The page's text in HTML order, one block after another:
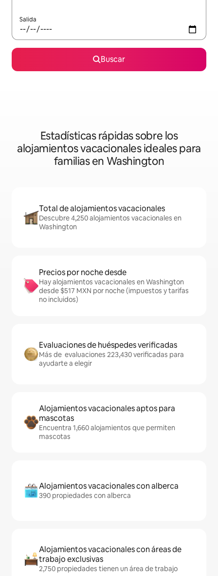
Salida
Buscar
Estadísticas rápidas sobre los
alojamientos vacacionales ideales para
familias en Washington
Total de alojamientos vacacionales
Descubre 4,250 alojamientos vacacionales en
Washington
Precios por noche desde
Hay alojamientos vacacionales en Washington
desde $517 MXN por noche (impuestos y tarifas
no incluidos)
Evaluaciones de huéspedes verificadas
Más de evaluaciones 223,430 verificadas para
ayudarte a elegir
Alojamientos vacacionales aptos para
mascotas
Encuentra 1,660 alojamientos que permiten
mascotas
Alojamientos vacacionales con alberca
390 propiedades con alberca
Alojamientos vacacionales con áreas de
trabajo exclusivas
2,750 propiedades tienen un área de trabajo